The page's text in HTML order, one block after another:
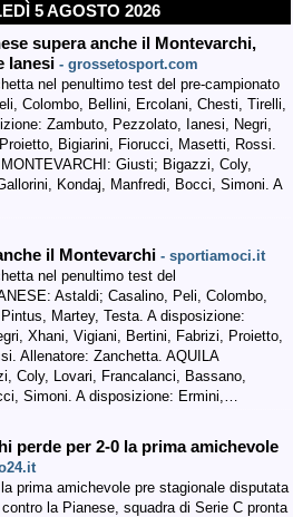
5 AGOSTO 2026
supera anche il Montevarchi,
Ianesi - grossetosport.com
nel penultimo test del pre-campionato
Colombo, Bellini, Ercolani, Chesti, Tirelli,
Zambuto, Pezzolato, Ianesi, Negri,
Bigiarini, Fiorucci, Masetti, Rossi.
Giusti; Bigazzi, Coly,
Kondaj, Manfredi, Bocci, Simoni. A
il Montevarchi - sportiamoci.it
nel penultimo test del
Astaldi; Casalino, Peli, Colombo,
Martey, Testa. A disposizione:
Xhani, Vigiani, Bertini, Fabrizi, Proietto,
Allenatore: Zanchetta. AQUILA
Coly, Lovari, Francalanci, Bassano,
Simoni. A disposizione: Ermini,…
perde per 2-0 la prima amichevole
prima amichevole pre stagionale disputata
la Pianese, squadra di Serie C pronta